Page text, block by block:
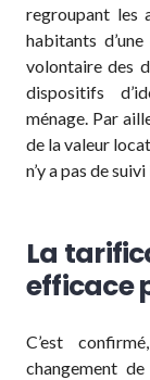
regroupant les
habitants
volontaire des
dispositifs
ménage. Par
de la valeur
n’y a pas de
La
efficace
C’est
changement